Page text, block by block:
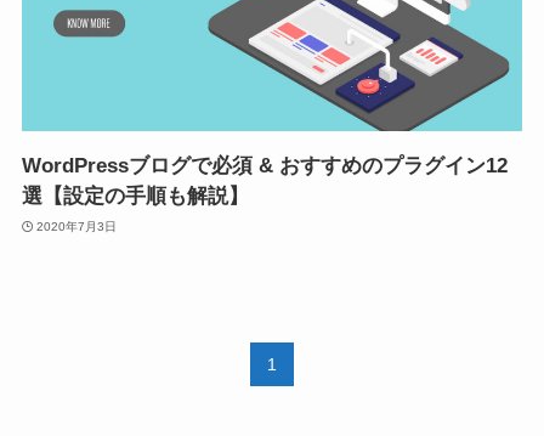
WordPressブログで必須 & おすすめのプラグイン12
選【設定の手順も解説】
2020年7月3日
1